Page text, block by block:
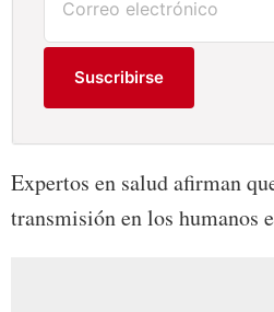
Suscribirse
Expertos en salud afirman
transmisión en los humanos